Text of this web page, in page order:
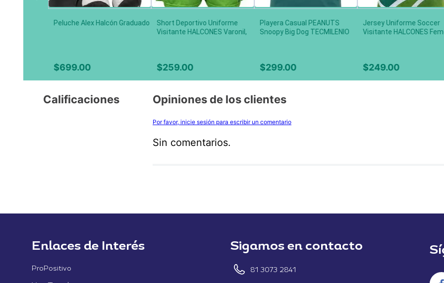
Peluche Alex Halcón Graduado
$699.00
Short Deportivo Uniforme
Visitante HALCONES Varonil,
$259.00
Playera Casual PEANUTS
Snoopy Big Dog TECMILENIO
$299.00
Jersey Uniforme Soccer
Visitante HALCONES
$249.00
Calificaciones Opiniones de los clientes
Por favor, inicie sesión para escribir un comentario
Sin comentarios.
Enlaces de Interés
ProPositivo
Sigamos en contacto
81 3073 2841